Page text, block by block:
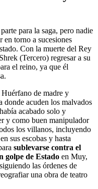
para la saga, pero nadie
en torno a sucesiones
Con la muerte del Rey
(Tercero) regresar a su
el reino, ya que él
de madre y
acuden los malvados
acabado solo y
y como buen manipulador
los villanos, incluyendo
sus escobas y hasta
sublevarse contra el
golpe de Estado en Muy,
las órdenes de
una obra de teatro